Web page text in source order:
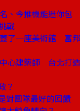
、今推機能迷你包
戰
了一座美術館 富
心建築師 台北打
？
對團隊最好的回饋